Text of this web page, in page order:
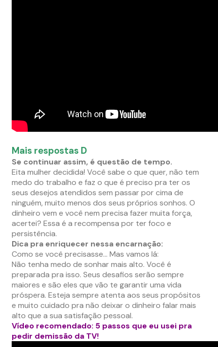
Mais respostas D
Se continuar assim, é questão de tempo.
Eita mulher decidida! Você sabe o que quer, não tem
medo do trabalho e faz o que é preciso pra ter os
seus desejos atendidos sem passar por cima de
ninguém, muito menos dos seus próprios sonhos. O
dinheiro vem e você nem precisa fazer muita força,
acertei? Essa é a recompensa por ter foco e
persistência.
Dica pra enriquecer nessa encarnação:
Como se você precisasse… Mas vamos lá:
Não tenha medo de sonhar mais alto. Você é
preparada pra isso. Seus desafios serão sempre
maiores e são eles que vão te garantir uma vida
próspera. Esteja sempre atenta aos seus propósitos
e muito cuidado pra não deixar o dinheiro falar mais
alto que a sua satisfação pessoal.
Vídeo recomendado: 5 passos que eu usei pra
pedir demissão da TV!